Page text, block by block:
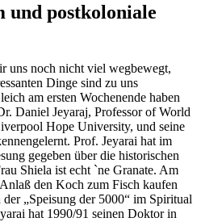
postkoloniale
uns noch nicht viel wegbewegt,
Dinge sind zu uns
am ersten Wochenende haben
Daniel Jeyaraj, Professor of World
Hope University, und seine
Prof. Jeyarai hat im
gegeben über die historischen
Shiela ist echt `ne Granate. Am
den Koch zum Fisch kaufen
„Speisung der 5000“ im Spiritual
hat 1990/91 seinen Doktor in